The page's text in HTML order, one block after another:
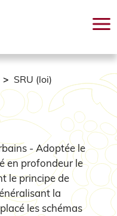
SRU (loi)
- Adoptée le
en profondeur le
le principe de
la
les schémas